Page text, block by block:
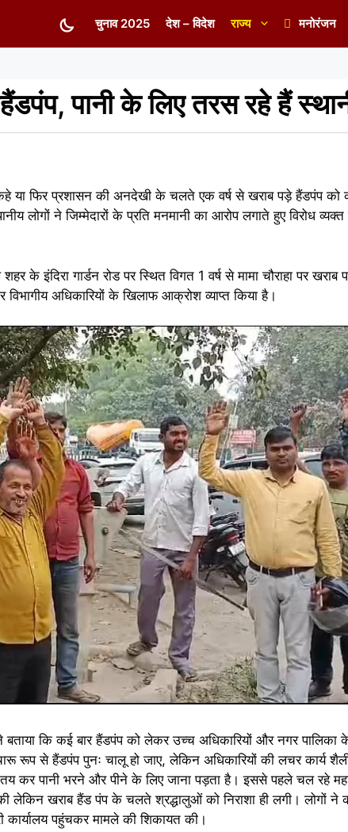
चुनाव 2025 देश – विदेश राज्य मनोरंजन
पानी के लिए तरस रहे हैं
या फिर प्रशासन की अनदेखी के चलते एक वर्ष से खराब पड़े हैंडपंप को
लोगों ने जिम्मेदारों के प्रति मनमानी का आरोप लगाते हुए विरोध
के इंदिरा गार्डन रोड पर स्थित विगत 1 वर्ष से मामा चौराहा पर खराब
अधिकारियों के खिलाफ आक्रोश व्याप्त किया है।
बताया कि कई बार हैंडपंप को लेकर उच्च अधिकारियों और नगर पालिका
रूप से हैंडपंप पुनः चालू हो जाए, लेकिन अधिकारियों की लचर कार्य
कर पानी भरने और पीने के लिए जाना पड़ता है। इससे पहले चल रहे
लेकिन खराब हैंड पंप के चलते श्रद्धालुओं को निराशा ही लगी। लोगों ने
कार्यालय पहुंचकर मामले की शिकायत की।